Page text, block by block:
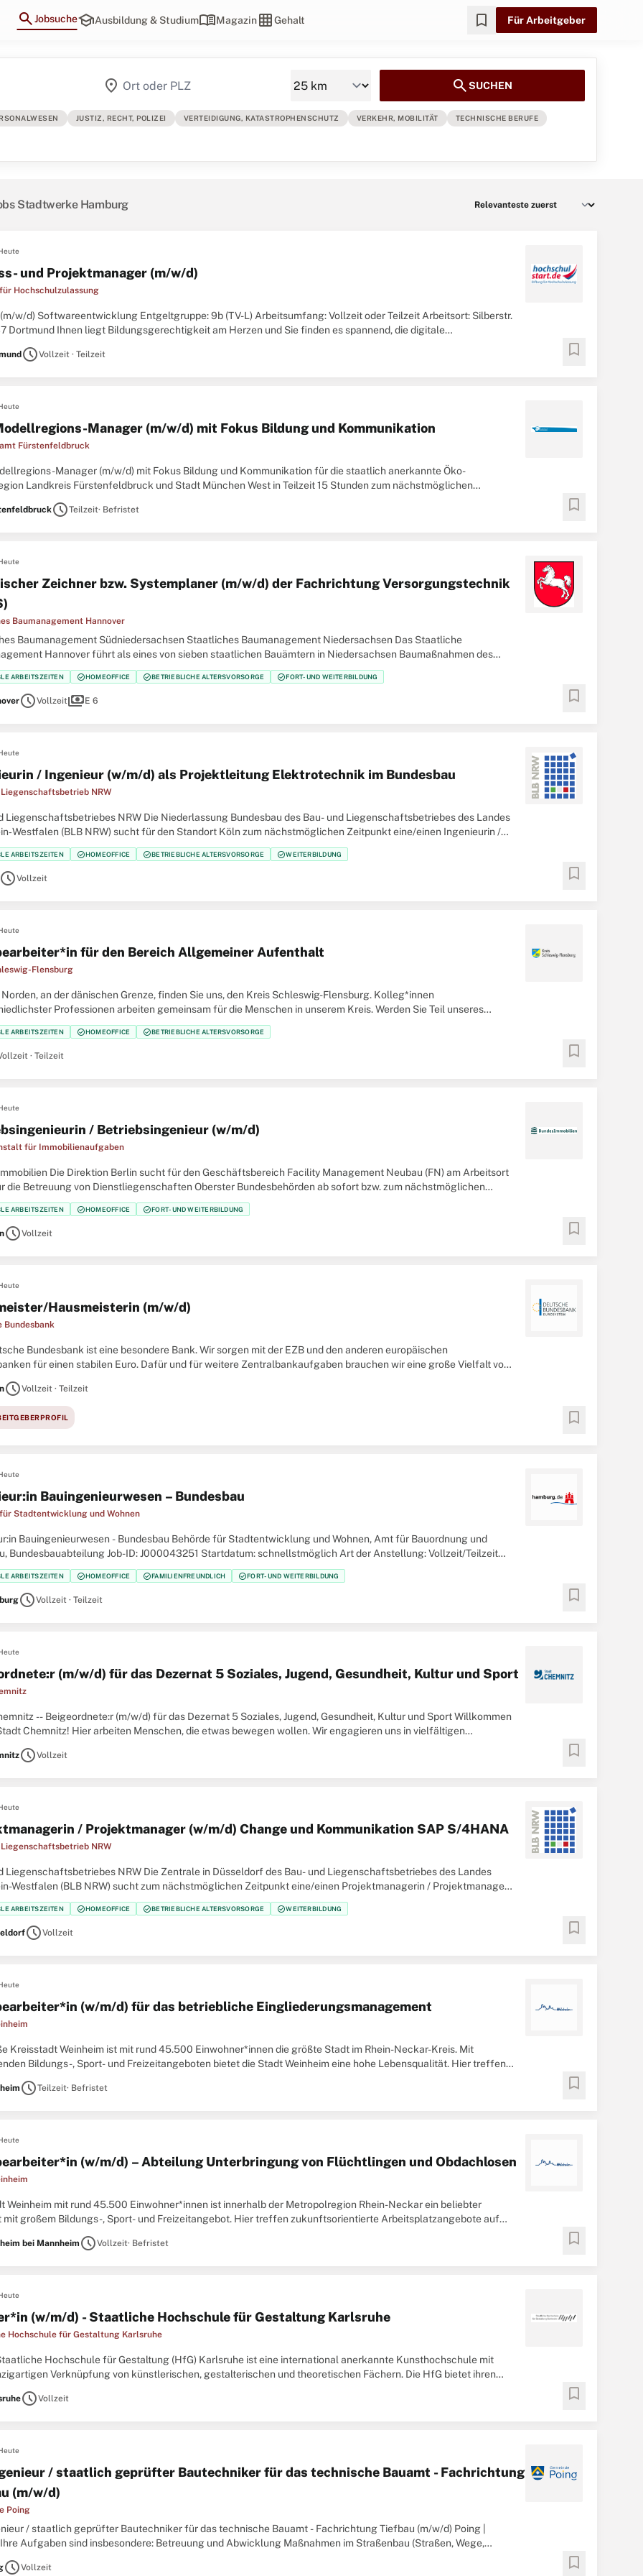
searchJobsucheschoolAusbildung & Studiummenu_bookMagazingrid_onGehalt bookmark Für Arbeitgeber
location_on searchSUCHEN
JUSTIZ, RECHT, POLIZEI VERTEIDIGUNG, KATASTROPHENSCHUTZ VERKEHR, MOBILITÄT TECHNISCHE BERUFE
Stadtwerke Hamburg
und Projektmanager (m/w/d)
Hochschulzulassung
w/d) Softwareentwicklung Entgeltgruppe: 9b (TV-L) Arbeitsumfang: Vollzeit oder Teilzeit Arbeitsort: Silberstr.
Dortmund Ihnen liegt Bildungsgerechtigkeit am Herzen und Sie finden es spannend, die digitale
scheduleVollzeit · Teilzeit bookmark
Manager (m/w/d) mit Fokus Bildung und Kommunikation
Fürstenfeldbruck
Manager (m/w/d) mit Fokus Bildung und Kommunikation für die staatlich anerkannte Öko-
Landkreis Fürstenfeldbruck und Stadt München West in Teilzeit 15 Stunden zum nächstmöglichen
scheduleTeilzeit· Befristet bookmark
Zeichner bzw. Systemplaner (m/w/d) der Fachrichtung Versorgungs­technik
Baumanagement Hannover
Baumanagement Südniedersachsen Staatliches Baumanagement Niedersachsen Das Staatliche
Hannover führt als eines von sieben staatlichen Bauämtern in Niedersachsen Baumaßnahmen des
des Bundes durch. Mit rund 200 Beschäftigten betreuen wir mehr als
ARBEITSZEITEN check_circleHOMEOFFICE check_circleBETRIEBLICHE ALTERSVORSORGE check_circleFORT- UND WEITERBILDUNG
scheduleVollzeitpaymentsE 6 bookmark
/ Ingenieur (w/m/d) als Projekt­leitung Elektrotechnik im Bundesbau
Liegenschaftsbetrieb NRW
Liegenschaftsbetriebes NRW Die Niederlassung Bundesbau des Bau- und Liegenschaftsbetriebes des Landes
(BLB NRW) sucht für den Standort Köln zum nächstmöglichen Zeitpunkt eine/einen Ingenieurin /
(w/m/d) als Projektleitung Elektrotechnik im Bundesbau
ARBEITSZEITEN check_circleHOMEOFFICE check_circleBETRIEBLICHE ALTERSVORSORGE check_circleWEITERBILDUNG
scheduleVollzeit bookmark
für den Bereich Allgemeiner Aufenthalt
Flensburg
Norden, an der dänischen Grenze, finden Sie uns, den Kreis Schleswig-Flensburg. Kolleg*innen
Professionen arbeiten gemeinsam für die Menschen in unserem Kreis. Werden Sie Teil unseres
gestalten Sie Ihre berufliche Zukunft mit uns zusammen. Verbinden
ARBEITSZEITEN check_circleHOMEOFFICE check_circleBETRIEBLICHE ALTERSVORSORGE
· Teilzeit bookmark
/ Betriebsingenieur (w/m/d)
für Immobilienaufgaben
Die Direktion Berlin sucht für den Geschäftsbereich Facility Management Neubau (FN) am Arbeitsort
die Betreuung von Dienstliegenschaften Oberster Bundesbehörden ab sofort bzw. zum nächstmöglichen
eine/einen: Betriebsingenieurin / Betriebsingenieur
ARBEITSZEITEN check_circleHOMEOFFICE check_circleFORT- UND WEITERBILDUNG
scheduleVollzeit bookmark
Hausmeisterin (m/w/d)
Bundesbank
Bundesbank ist eine besondere Bank. Wir sorgen mit der EZB und den anderen europäischen
für einen stabilen Euro. Dafür und für weitere Zentralbankaufgaben brauchen wir eine große Vielfalt von
scheduleVollzeit · Teilzeit
bookmark
Bauingenieurwesen – Bundesbau
Stadtentwicklung und Wohnen
Bauingenieurwesen - Bundesbau Behörde für Stadtentwicklung und Wohnen, Amt für Bauordnung und
Bundesbauabteilung Job-ID: J000043251 Startdatum: schnellstmöglich Art der Anstellung: Vollzeit/Teilzeit
Bezahlung: EGr. 12 TV-L BesGr. A12 HmbBesG Bewerbungsfrist:
ARBEITSZEITEN check_circleHOMEOFFICE check_circleFAMILIENFREUNDLICH check_circleFORT- UND WEITERBILDUNG
scheduleVollzeit · Teilzeit bookmark
(m/w/d) für das Dezernat 5 Soziales, Jugend, Gesundheit, Kultur und Sport
-- Beigeordnete:r (m/w/d) für das Dezernat 5 Soziales, Jugend, Gesundheit, Kultur und Sport Willkommen
Chemnitz! Hier arbeiten Menschen, die etwas bewegen wollen. Wir engagieren uns in vielfältigen
scheduleVollzeit bookmark
/ Projektmanager (w/m/d) Change und Kommunikation SAP S/4HANA
Liegenschaftsbetrieb NRW
Liegenschaftsbetriebes NRW Die Zentrale in Düsseldorf des Bau- und Liegenschaftsbetriebes des Landes
Westfalen (BLB NRW) sucht zum nächstmöglichen Zeitpunkt eine/einen Projektmanagerin / Projektmanager
und Kommunikation SAP S/4HANA Der Bau- und Liegenschaftsbetrieb
ARBEITSZEITEN check_circleHOMEOFFICE check_circleBETRIEBLICHE ALTERSVORSORGE check_circleWEITERBILDUNG
scheduleVollzeit bookmark
(w/m/d) für das betriebliche Eingliederungsmanagement
Kreisstadt Weinheim ist mit rund 45.500 Einwohner*innen die größte Stadt im Rhein-Neckar-Kreis. Mit
Bildungs-, Sport- und Freizeitangeboten bietet die Stadt Weinheim eine hohe Lebensqualität. Hier treffen
scheduleTeilzeit· Befristet bookmark
(w/m/d) – Abteilung Unterbringung von Flüchtlingen und Obdachlosen
Weinheim mit rund 45.500 Einwohner*innen ist innerhalb der Metropolregion Rhein-Neckar ein beliebter
mit großem Bildungs-, Sport- und Freizeitangebot. Hier treffen zukunftsorientierte Arbeitsplatzangebote auf
bei Mannheim scheduleVollzeit· Befristet bookmark
(w/m/d) - Staatliche Hochschule für Gestaltung Karlsruhe
Hochschule für Gestaltung Karlsruhe
Hochschule für Gestaltung (HfG) Karlsruhe ist eine international anerkannte Kunsthochschule mit
Verknüpfung von künstlerischen, gestalterischen und theoretischen Fächern. Die HfG bietet ihren
scheduleVollzeit bookmark
/ staatlich geprüfter Bautechniker für das technische Bauamt - Fachrichtung
(m/w/d)
Poing
/ staatlich geprüfter Bautechniker für das technische Bauamt - Fachrichtung Tiefbau (m/w/d) Poing |
Aufgaben sind insbesondere: Betreuung und Abwicklung Maßnahmen im Straßenbau (Straßen, Wege,
scheduleVollzeit bookmark